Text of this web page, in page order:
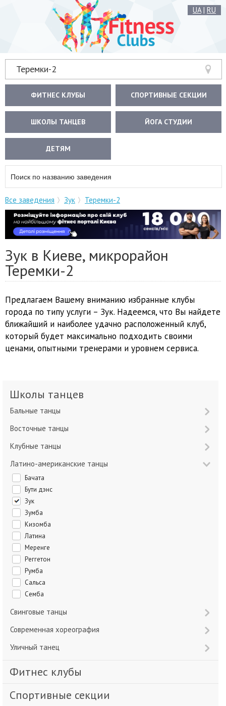
UA| RU
Теремки-2
ФИТНЕС КЛУБЫ СПОРТИВНЫЕ СЕКЦИИ
ШКОЛЫ ТАНЦЕВ ЙОГА СТУДИИ
ДЕТЯМ
Все заведения Зук Теремки-2
Зук в Киеве, микрорайон
Теремки-2
Предлагаем Вашему вниманию избранные клубы
города по типу услуги – Зук. Надеемся, что Вы найдете
ближайший и наиболее удачно расположенный клуб,
который будет максимально подходить своими
ценами, опытными тренерами и уровнем сервиса.
Школы танцев
Бальные танцы
Восточные танцы
Клубные танцы
Латино-американские танцы
Бачата
Бути дэнс
Зук
Зумба
Кизомба
Латина
Меренге
Реггетон
Румба
Сальса
Семба
Свинговые танцы
Современная хореография
Уличный танец
Фитнес клубы
Спортивные секции